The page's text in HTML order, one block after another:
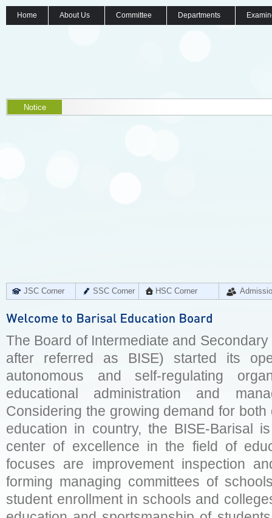
Home About Us Committee Departments
Notice
JSC Corner SSC Corner HSC Corner
The Board of Intermediate and
after referred as BISE) started its
autonomous and self-regulating
educational administration and
Considering the growing demand for
education in country, the BISE-Barisal
center of excellence in the field of
focuses are improvement inspection
forming managing committees of
student enrollment in schools and